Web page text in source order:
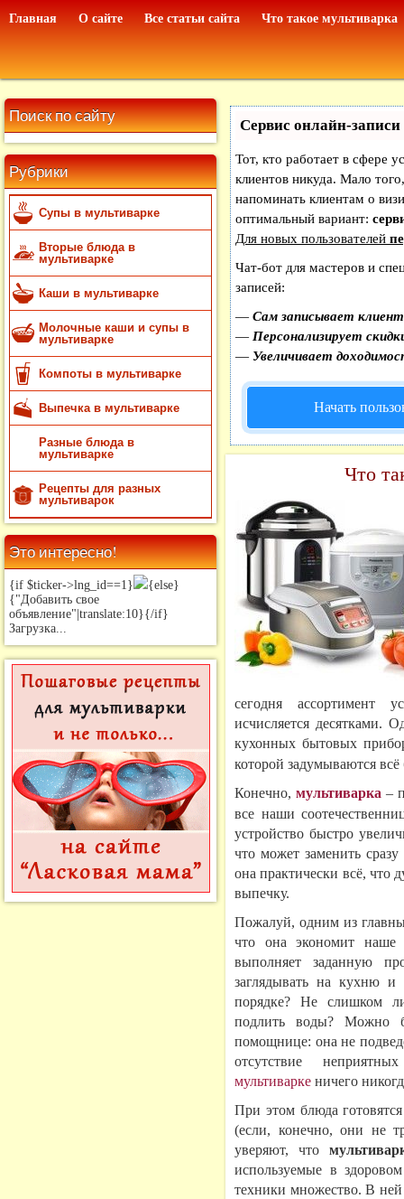
Главная О сайте Все статьи сайта Что такое мультиварка
Поиск по сайту
Рубрики
Супы в мультиварке
Вторые блюда в
мультиварке
Каши в мультиварке
Молочные каши и супы в
мультиварке
Компоты в мультиварке
Выпечка в мультиварке
Разные блюда в
мультиварке
Рецепты для разных
мультиварок
Это интересно!
{if $ticker->lng_id==1}
{else}
{"Добавить свое
объявление"|translate:10}{/if}
Загрузка...
Сервис онлайн-записи
Тот, кто работает в сфере
клиентов никуда. Мало
напоминать клиентам о
оптимальный вариант:
Для новых пользователей
Чат-бот для мастеров и
записей:
— Сам записывает
— Персонализирует
— Увеличивает
Начать
Что
сегодня ассортимент
исчисляется десятками.
кухонных бытовых
которой задумываются всё
Конечно,мультиварка –
все наши
устройство быстро
что может заменить
она практически всё,
выпечку.
Пожалуй, одним из
что она экономит наше
выполняет заданную
заглядывать на кухню
порядке? Не слишком
подлить воды? Можно
помощнице: она не
отсутствие
мультиварке ничего
При этом блюда
(если, конечно, они не
уверяют, что
используемые в
техники множество. В ней